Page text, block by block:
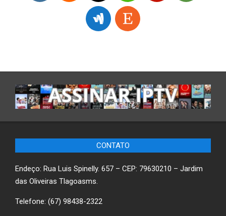
CONTATO
Endeço: Rua Luis Spinelly. 657 – CEP: 79630210 – Jardim
das Oliveiras Tlagoasms.
Telefone: (67) 98438-2322